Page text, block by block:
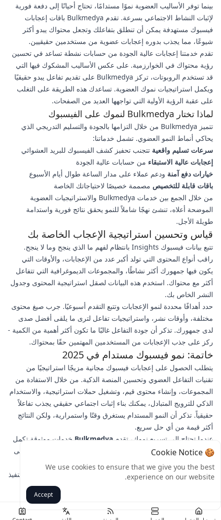
بينما توفر الأساليب العضوية نموًا مستدامًا، تحتاج أحيانًا إلى دفعة فورية
لإثبات النشاط الاجتماعي بسرعة. تقدم Bulkmedya باقات إعجابات
فيسبوك مستهدفة يمكن أن تنطلق بتفاعلك وتجعل محتواك يبدو أكثر
شيوعًا، مما يجذب بدوره إعجابات عضوية من مستخدمين حقيقيين.
تقدم خدمتنا إعجابات عالية الجودة من حسابات نشطة تساعد في تحسين
رؤية محتواك في الخوارزمية. على عكس الأساليب المشكوك فيها التي
قد تستخدم الروبوتات، تركز Bulkmedya على تقديم تفاعل يبدو حقيقيًا
ويكمل استراتيجيات نموك العضوية. تساعدك هذه الطريقة على التغلب
على عقبة الرؤية الأولية التي تواجهها العديد من الصفحات.
لماذا تختار Bulkmedya لنموك على الفيسبوك
تتميز Bulkmedya من خلال التزامها بالجودة والتسليم التدريجي الذي
يحاكي أنماط النمو العضوي. تشمل خدماتنا:
سرعات تسليم واقعية تتجنب تحفيز كشف الفيسبوك للبريد العشوائي
إعجابات عالية الاستبقاء من حسابات عالية الجودة
خيارات دفع آمنة ودعم عملاء على مدار الساعة طوال أيام الأسبوع
باقات قابلة للتخصيص مصممة خصيصًا لاحتياجاتك الخاصة
من خلال الجمع بين خدمات Bulkmedya والاستراتيجيات العضوية
الموضحة أعلاه، تنشئ نهجًا شاملاً للنمو يحقق نتائج فورية واستدامة
طويلة الأجل.
قياس وتحسين استراتيجية الإعجاب الخاصة بك
تتبع بيانات فيسبوك Insights بانتظام لفهم ما الذي ينجح وما لا ينجح.
راقب أنواع المحتوى التي تولد أكبر عدد من الإعجابات، والأوقات التي
يكون فيها جمهورك أكثر نشاطًا، والمجموعات الديموغرافية التي تتفاعل
أكثر مع محتواك. استخدم هذه البيانات لصقل استراتيجية المحتوى وجدول
النشر الخاص بك.
حدد أهدافًا محددة لنمو الإعجابات وتتبع التقدم أسبوعيًا. جرب صيغ محتوى
مختلفة، وأوقات نشر، واستراتيجيات تفاعل لترى ما يلقى أفضل صدى
لدى جمهورك. تذكر أن جودة التفاعل غالبًا ما تكون أكثر أهمية من الكمية -
ركز على جذب الإعجابات من المستخدمين المهتمين حقًا بمحتواك.
خاتمة: نمو فيسبوك مستدام في 2025
يتطلب الحصول على إعجابات فيسبوك مجانية مزيجًا استراتيجيًا من
تقنيات التفاعل العضوي وتحسين المنصة الذكية. من خلال الاستفادة من
المجموعات، وإنشاء محتوى قيم، وتشغيل حملات استراتيجية، والاستخدام
الذكي للترويج المتبادل، يمكنك بناء إثبات اجتماعي حقيقي يجذب تفاعلاً
حقيقياً. تذكر أن النمو المستدام يستغرق وقتًا واستمرارية، ولكن النتائج
أكثر قيمة من أي حل سريع.
عندما تحتاج إلى تسريع نموك، تقدم Bulkmedya خدمات موثوقة تكمل
جهودك العضوية. زر Bulkmedya اليوم لاستكشاف باقات الإعجاب على
الفيسبوك وابدأ في بناء الإثبات الاجتماعي الذي سيرفع وجودك إلى
المستوى التالي. تبدأ رحلتك نحو نجاح الفيسبوك باستراتيجيات قابلة للتنفيذ
🍪 Cookie Notice
We use cookies to ensure that we give you the best
experience on our website.
Accept